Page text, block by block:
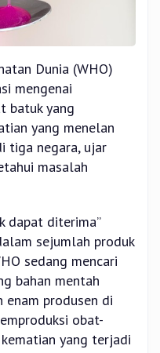
Dunia (WHO)
mengenai
batuk yang
yang menelan
tiga negara, ujar
masalah
dapat diterima”
sejumlah produk
sedang mencari
bahan mentah
enam produsen di
obat-
yang terjadi